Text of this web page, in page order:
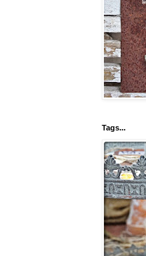
Tags...